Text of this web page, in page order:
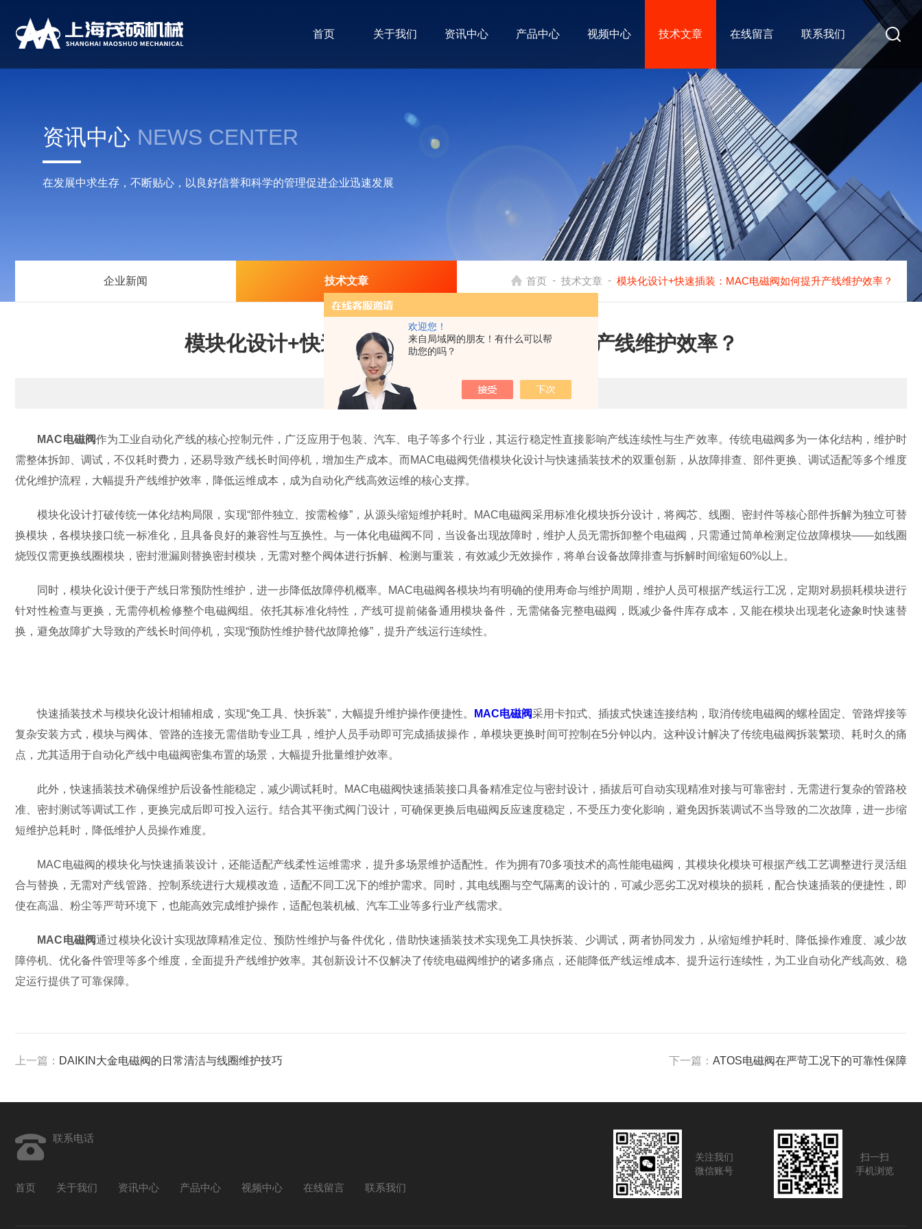
欢迎您！
来自局域网的朋友！有什么可以帮
助您的吗？
首页 关于我们 资讯中心 产品中心 视频中心 技术文章 在线留言 联系我们
资讯中心 NEWS CENTER
在发展中求生存，不断贴心，以良好信誉和科学的管理促进企业迅速发展
企业新闻 技术文章 首页 - 技术文章 - 模块化设计+快速插装：MAC电磁阀如何提升产线维护效率？
模块化设计+快速插装：MAC电磁阀如何提升产线维护效率？
更新时间：2026-02-09 点击次数：480
MAC电磁阀作为工业自动化产线的核心控制元件，广泛应用于包装、汽车、电子等多个行业，其运行稳定性直接影响产线连续性与生产效率。传统电磁阀多为一体化结构，维护时
需整体拆卸、调试，不仅耗时费力，还易导致产线长时间停机，增加生产成本。而MAC电磁阀凭借模块化设计与快速插装技术的双重创新，从故障排查、部件更换、调试适配等多个维度
优化维护流程，大幅提升产线维护效率，降低运维成本，成为自动化产线高效运维的核心支撑。
模块化设计打破传统一体化结构局限，实现“部件独立、按需检修”，从源头缩短维护耗时。MAC电磁阀采用标准化模块拆分设计，将阀芯、线圈、密封件等核心部件拆解为独立可替
换模块，各模块接口统一标准化，且具备良好的兼容性与互换性。与一体化电磁阀不同，当设备出现故障时，维护人员无需拆卸整个电磁阀，只需通过简单检测定位故障模块——如线圈
烧毁仅需更换线圈模块，密封泄漏则替换密封模块，无需对整个阀体进行拆解、检测与重装，有效减少无效操作，将单台设备故障排查与拆解时间缩短60%以上。
同时，模块化设计便于产线日常预防性维护，进一步降低故障停机概率。MAC电磁阀各模块均有明确的使用寿命与维护周期，维护人员可根据产线运行工况，定期对易损耗模块进行
针对性检查与更换，无需停机检修整个电磁阀组。依托其标准化特性，产线可提前储备通用模块备件，无需储备完整电磁阀，既减少备件库存成本，又能在模块出现老化迹象时快速替
换，避免故障扩大导致的产线长时间停机，实现“预防性维护替代故障抢修”，提升产线运行连续性。
快速插装技术与模块化设计相辅相成，实现“免工具、快拆装”，大幅提升维护操作便捷性。 MAC电磁阀采用卡扣式、插拔式快速连接结构，取消传统电磁阀的螺栓固定、管路焊接等
复杂安装方式，模块与阀体、管路的连接无需借助专业工具，维护人员手动即可完成插拔操作，单模块更换时间可控制在5分钟以内。这种设计解决了传统电磁阀拆装繁琐、耗时久的痛
点，尤其适用于自动化产线中电磁阀密集布置的场景，大幅提升批量维护效率。
此外，快速插装技术确保维护后设备性能稳定，减少调试耗时。MAC电磁阀快速插装接口具备精准定位与密封设计，插拔后可自动实现精准对接与可靠密封，无需进行复杂的管路校
准、密封测试等调试工作，更换完成后即可投入运行。结合其平衡式阀门设计，可确保更换后电磁阀反应速度稳定，不受压力变化影响，避免因拆装调试不当导致的二次故障，进一步缩
短维护总耗时，降低维护人员操作难度。
MAC电磁阀的模块化与快速插装设计，还能适配产线柔性运维需求，提升多场景维护适配性。作为拥有70多项技术的高性能电磁阀，其模块化模块可根据产线工艺调整进行灵活组
合与替换，无需对产线管路、控制系统进行大规模改造，适配不同工况下的维护需求。同时，其电线圈与空气隔离的设计的，可减少恶劣工况对模块的损耗，配合快速插装的便捷性，即
使在高温、粉尘等严苛环境下，也能高效完成维护操作，适配包装机械、汽车工业等多行业产线需求。
MAC电磁阀通过模块化设计实现故障精准定位、预防性维护与备件优化，借助快速插装技术实现免工具快拆装、少调试，两者协同发力，从缩短维护耗时、降低操作难度、减少故
障停机、优化备件管理等多个维度，全面提升产线维护效率。其创新设计不仅解决了传统电磁阀维护的诸多痛点，还能降低产线运维成本、提升运行连续性，为工业自动化产线高效、稳
定运行提供了可靠保障。
上一篇： DAIKIN大金电磁阀的日常清洁与线圈维护技巧 下一篇： ATOS电磁阀在严苛工况下的可靠性保障
联系电话
首页 关于我们 资讯中心 产品中心 视频中心 在线留言 联系我们
关注我们
微信账号
扫一扫
手机浏览